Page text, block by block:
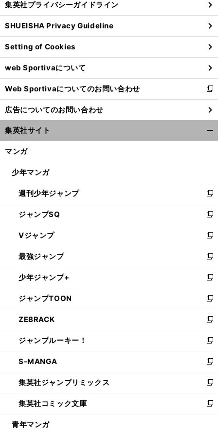
る
い
ウ
ィ
ン
ド
ウ
で
開
く
集英社プライバシーガイドライン
SHUEISHA Privacy Guideline
Setting of Cookies
web Sportivaについて
Web Sportivaについてのお問い合わせ
新
し
い
ウ
ィ
ン
ウ
開
く
広告についてのお問い合わせ
集英社サイト
マンガ
少年マンガ
週刊少年ジャンプ
新
し
い
ウ
ィ
ン
ド
ウ
で
開
く
ジャンプSQ
新
し
い
ウ
ィ
ン
ド
ウ
で
開
く
Vジャンプ
新
し
い
ウ
ィ
ン
ド
ウ
で
開
く
最強ジャンプ
新
し
い
ウ
ィ
ン
ド
ウ
で
開
く
少年ジャンプ+
新
し
い
ウ
ィ
ン
ド
ウ
で
開
く
ジャンプTOON
新
し
い
ウ
ィ
ン
ド
ウ
で
開
く
ZEBRACK
新
し
い
ウ
ィ
ン
ド
ウ
で
開
ジャンプルーキー！
新
し
い
ウ
ィ
ン
ド
ウ
S-MANGA
新
し
い
ウ
ィ
ン
集英社ジャンプリミックス
新
し
い
ウ
集英社コミック文庫
新
し
青年マンガ